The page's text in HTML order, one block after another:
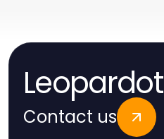
Leopardot
Contact us